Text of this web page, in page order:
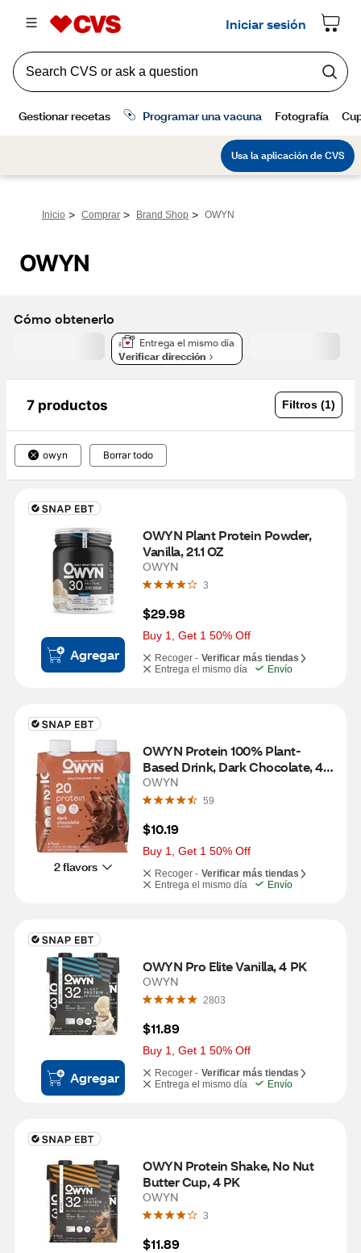
Inicio > Comprar > Brand Shop > OWYN
OWYN
Cómo obtenerlo
Entrega el mismo día
Verificar dirección
7 productos Filtros (1)
owyn Borrar todo
Agregar
OWYN Plant Protein Powder,
Vanilla, 21.1 OZ
OWYN
3
$29.98
Buy 1, Get 1 50% Off
Recoger - Verificar más tiendas
Entrega el mismo día
Envío
2 flavors
OWYN Protein 100% Plant-
Based Drink, Dark Chocolate, 4
CT
OWYN
59
$10.19
Buy 1, Get 1 50% Off
Recoger - Verificar más tiendas
Entrega el mismo día
Envío
Agregar
OWYN Pro Elite Vanilla, 4 PK
OWYN
2803
$11.89
Buy 1, Get 1 50% Off
Recoger - Verificar más tiendas
Entrega el mismo día
Envío
OWYN Protein Shake, No Nut
Butter Cup, 4 PK
OWYN
3
$11.89